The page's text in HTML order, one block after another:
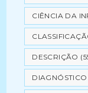
CIÊNCIA DA
DESCRIÇÃO